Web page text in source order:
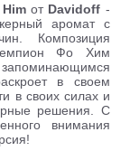
от Davidoff -
аромат с
Композиция
Фо Хим
в своем
в своих силах и
решения. С
внимания